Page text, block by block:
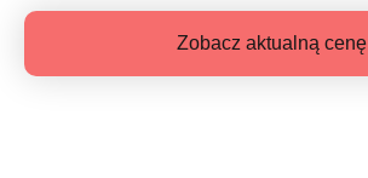
Zobacz aktualną cenę